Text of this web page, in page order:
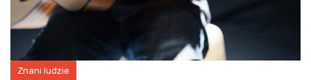
Znani ludzie